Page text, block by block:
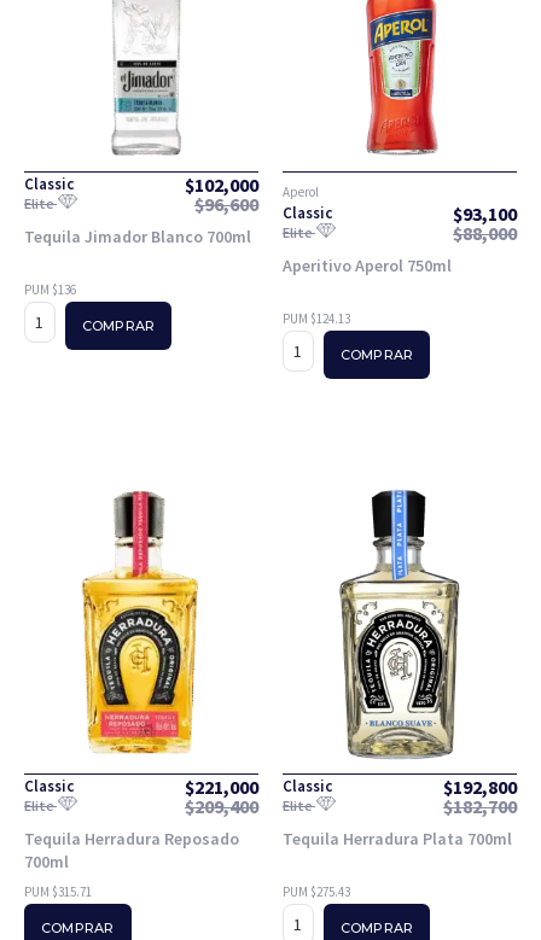
Classic $102,000
Elite $96,600
Tequila Jimador Blanco 700ml
PUM $136
COMPRAR
Aperol
Classic $93,100
Elite $88,000
Aperitivo Aperol 750ml
PUM $124.13
COMPRAR
Classic $221,000
Elite $209,400
Tequila Herradura Reposado
700ml
PUM $315.71
COMPRAR
Classic $192,800
Elite $182,700
Tequila Herradura Plata 700ml
PUM $275.43
COMPRAR